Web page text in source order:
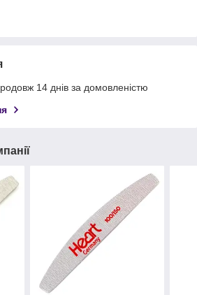
14 днів за домовленістю